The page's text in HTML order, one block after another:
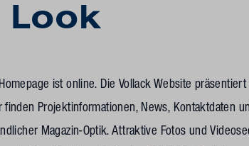
Look
ist online. Die Vollack Website
Projektinformationen, News, Kontaktdaten
Magazin-Optik. Attraktive Fotos und